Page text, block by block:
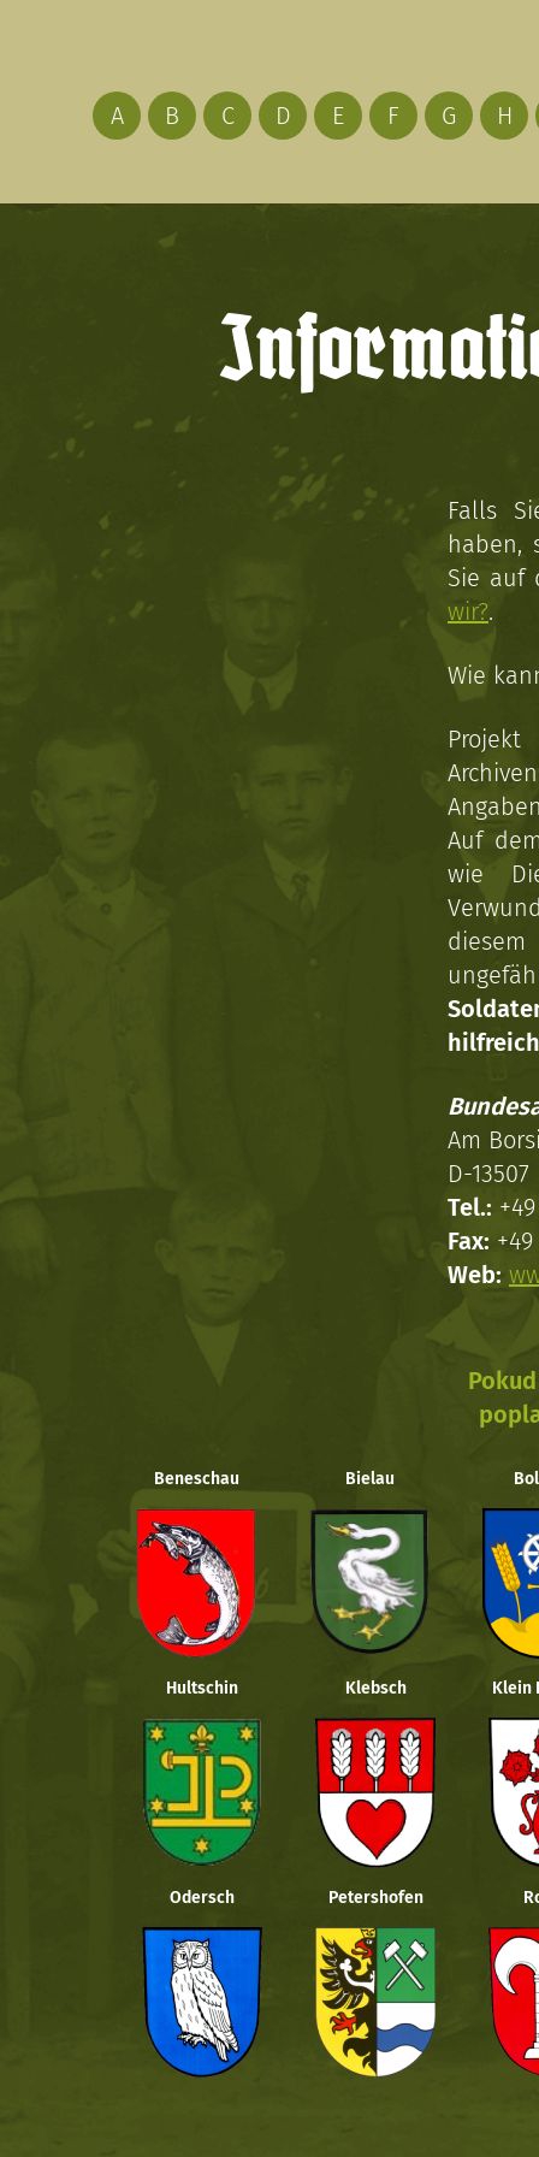
A B C D E F G H
Falls
haben,
Sie auf
wir?.
Wie
Auf
wie
Am
D-
Tel.:
Fax:
Web:
Beneschau Bielau
Hultschin Klebsch Klein
Odersch Petershofen